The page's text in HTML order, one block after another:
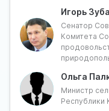
предприятия,
Федерации и
занимающихся
форелеводства.
Основной целью
сотрудничества для
использования
Игорь
Сенатор
Комитета
Ольга
Министр
Республики